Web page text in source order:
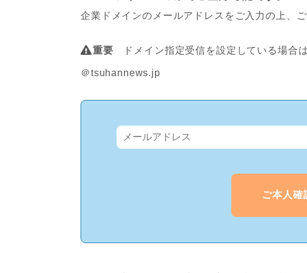
企業ドメインのメールアドレスをご入力の上、
重要 ドメイン指定受信を設定している場合
＠tsuhannews.jp